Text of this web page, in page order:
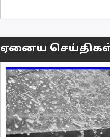
ஏனைய